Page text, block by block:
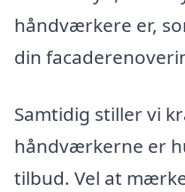
håndværkere er,
din
Samtidig stiller vi
håndværkerne er
tilbud. Vel at